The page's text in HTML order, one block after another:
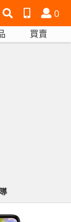
搜
尋
產
品
比
會
員
0
買賣